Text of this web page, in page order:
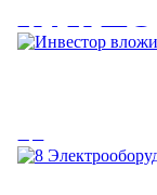
КАК